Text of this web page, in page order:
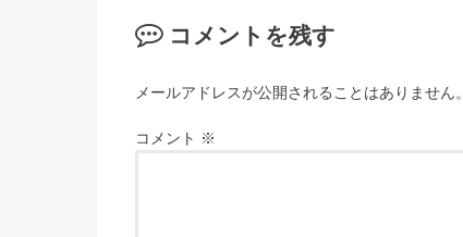
コメントを残す
メールアドレスが公開されることはありません。
コメント ※